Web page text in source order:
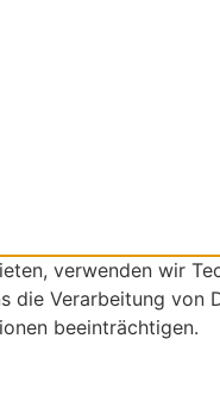
verwenden wir
die Verarbeitung
beeinträchtigen.